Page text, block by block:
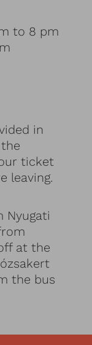
to 8 pm
in
ticket
leaving.
Nyugati
at the
the bus